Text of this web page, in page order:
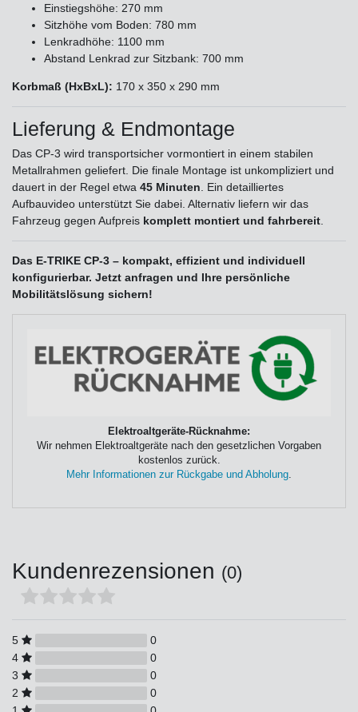
Einstiegshöhe: 270 mm
Sitzhöhe vom Boden: 780 mm
Lenkradhöhe: 1100 mm
Abstand Lenkrad zur Sitzbank: 700 mm
Korbmaß (HxBxL): 170 x 350 x 290 mm
Lieferung & Endmontage
Das CP-3 wird transportsicher vormontiert in einem stabilen
Metallrahmen geliefert. Die finale Montage ist unkompliziert und
dauert in der Regel etwa 45 Minuten . Ein detailliertes
Aufbauvideo unterstützt Sie dabei. Alternativ liefern wir das
Fahrzeug gegen Aufpreis komplett montiert und fahrbereit
Das E-TRIKE CP-3 – kompakt, effizient und individuell
konfigurierbar. Jetzt anfragen und Ihre persönliche
Mobilitätslösung sichern!
Elektroaltgeräte-Rücknahme:
Wir nehmen Elektroaltgeräte nach den gesetzlichen Vorgaben
kostenlos zurück.
Mehr Informationen zur Rückgabe und Abholung
Kundenrezensionen (0)
5
0
4
0
3
0
2
0